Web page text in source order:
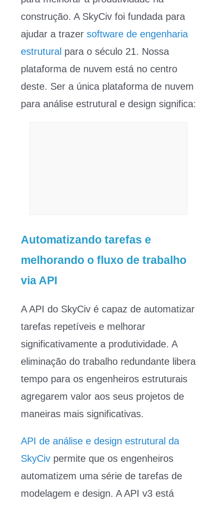
construção. A SkyCiv foi fundada para
ajudar a trazer software de engenharia
estrutural para o século 21. Nossa
plataforma de nuvem está no centro
deste. Ser a única plataforma de nuvem
para análise estrutural e design significa:
Automatizando tarefas e
melhorando o fluxo de trabalho
via API
A API do SkyCiv é capaz de automatizar
tarefas repetíveis e melhorar
significativamente a produtividade. A
eliminação do trabalho redundante libera
tempo para os engenheiros estruturais
agregarem valor aos seus projetos de
maneiras mais significativas.
API de análise e design estrutural da
SkyCivpermite que os engenheiros
automatizem uma série de tarefas de
modelagem e design. A API v3 está